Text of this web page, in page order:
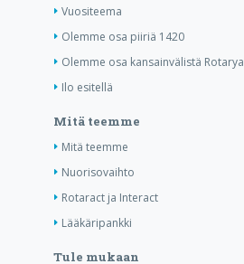
Vuositeema
Olemme osa piiriä 1420
Olemme osa kansainvälistä Rotarya
Ilo esitellä
Mitä teemme
Mitä teemme
Nuorisovaihto
Rotaract ja Interact
Lääkäripankki
Tule mukaan